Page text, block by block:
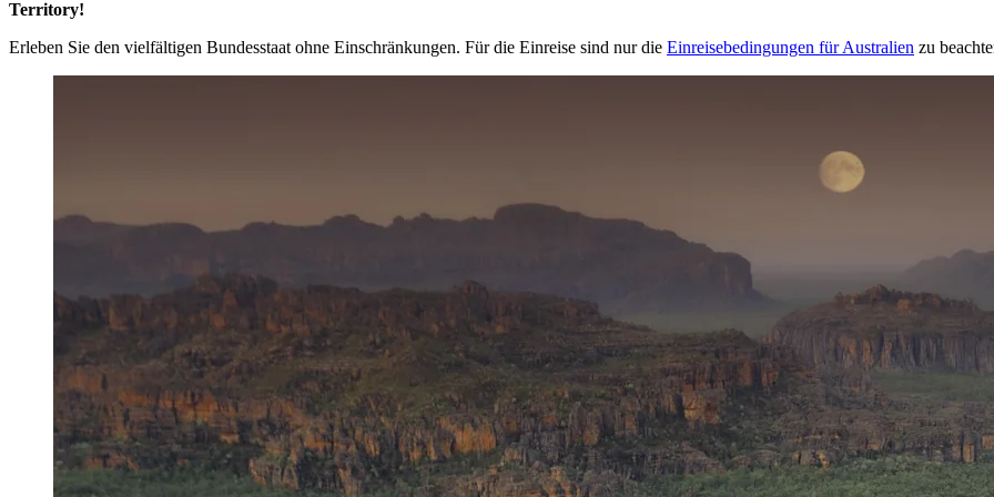
Territory!
Erleben Sie den vielfältigen Bundesstaat ohne Einschränkungen. Für die Einreise sind nur die Einreisebedingungen für Australien zu